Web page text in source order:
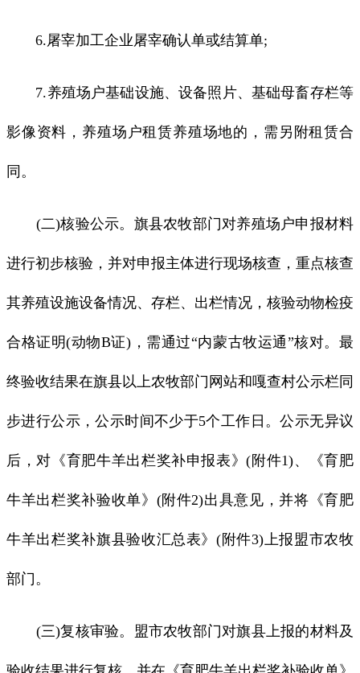
6.屠宰加工企业屠宰确认单或结算单;
7.养殖场户基础设施、设备照片、基础母畜存栏等
影像资料，养殖场户租赁养殖场地的，需另附租赁合
同。
(二)核验公示。旗县农牧部门对养殖场户申报材料
进行初步核验，并对申报主体进行现场核查，重点核查
其养殖设施设备情况、存栏、出栏情况，核验动物检疫
合格证明(动物B证)，需通过“内蒙古牧运通”核对。最
终验收结果在旗县以上农牧部门网站和嘎查村公示栏同
步进行公示，公示时间不少于5个工作日。公示无异议
后，对《育肥牛羊出栏奖补申报表》(附件1)、《育肥
牛羊出栏奖补验收单》(附件2)出具意见，并将《育肥
牛羊出栏奖补旗县验收汇总表》(附件3)上报盟市农牧
部门。
(三)复核审验。盟市农牧部门对旗县上报的材料及